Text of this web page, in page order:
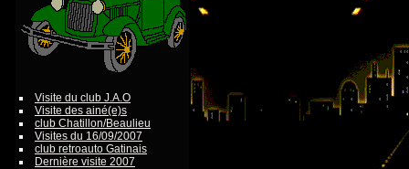
Visite du club J.A.O
Visite des ainé(e)s
club Chatillon/Beaulieu
Visites du 16/09/2007
club retroauto Gatinais
Dernière visite 2007